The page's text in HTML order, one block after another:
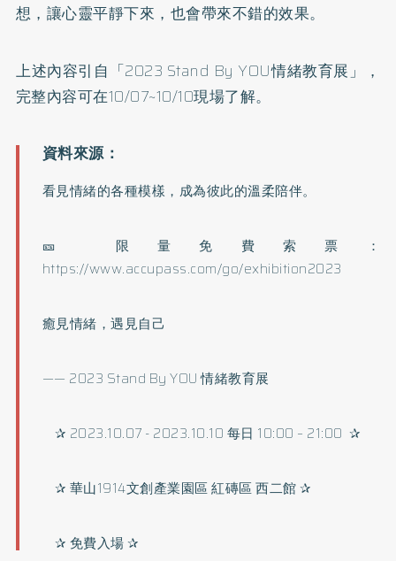
想，讓心靈平靜下來，也會帶來不錯的效果。
上述內容引自「2023 Stand By YOU情緒教育展」，
完整內容可在10/07~10/10現場了解。
看見情緒的各種模樣，成為彼此的溫柔陪伴。
🎫 限量免費索票：
https://www.accupass.com/go/exhibition2023
癒見情緒，遇見自己
—— 2023 Stand By YOU 情緒教育展
✰ 2023.10.07 - 2023.10.10 每日 10:00 – 21:00 ✰
✰ 華山1914文創產業園區 紅磚區 西二館 ✰
✰ 免費入場 ✰